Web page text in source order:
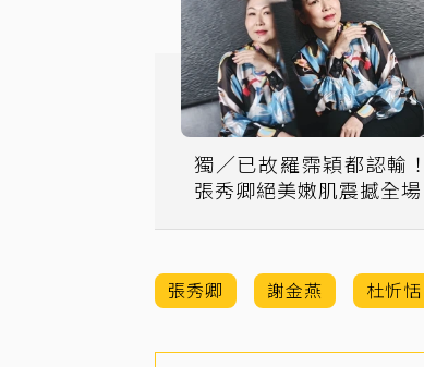
獨／已故羅霈穎都認輸！
張秀卿絕美嫩肌震撼全場
張秀卿 謝金燕 杜忻恬